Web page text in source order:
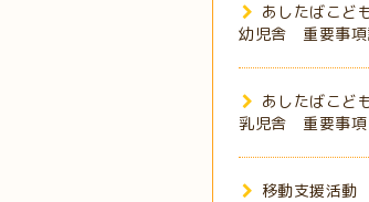
あしたばこど
幼児舎 重要事項
あしたばこど
乳児舎 重要事項
移動支援活動